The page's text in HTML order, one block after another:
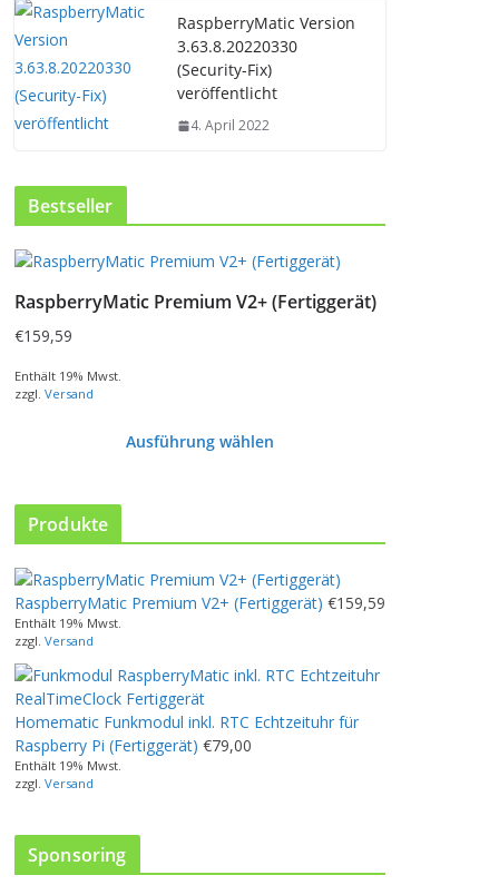
RaspberryMatic Version
3.63.8.20220330
(Security-Fix)
veröffentlicht
4. April 2022
Bestseller
RaspberryMatic Premium V2+ (Fertiggerät)
€159,59
Enthält 19% Mwst.
zzgl. Versand
Ausführung wählen
s
e
s
P
r
o
d
u
k
t
w
t
Produkte
RaspberryMatic Premium V2+ (Fertiggerät) €159,59
Enthält 19% Mwst.
zzgl. Versand
Homematic Funkmodul inkl. RTC Echtzeituhr für
Raspberry Pi (Fertiggerät) €79,00
Enthält 19% Mwst.
zzgl. Versand
Sponsoring